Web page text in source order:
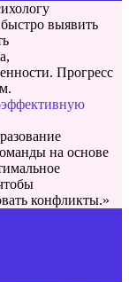
выявить
Прогресс
на основе
конфликты.»